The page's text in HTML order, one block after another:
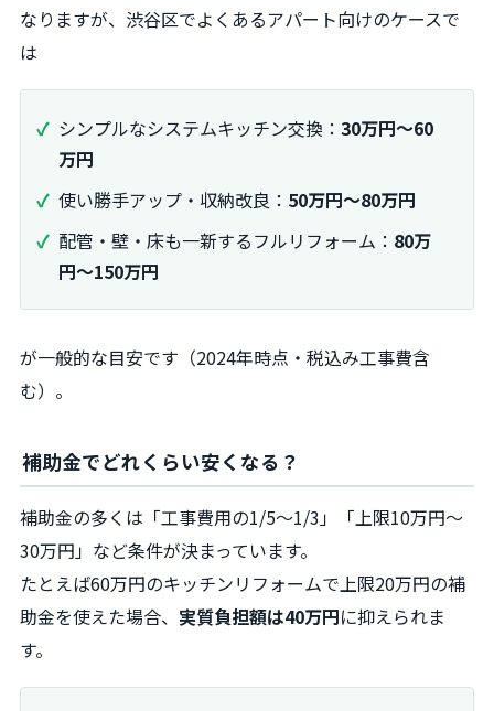
なりますが、渋谷区でよくあるアパート向けのケースで
は
シンプルなシステムキッチン交換： 30万円～60
万円
使い勝手アップ・収納改良： 50万円～80万円
配管・壁・床も一新するフルリフォーム： 80万
円～150万円
が一般的な目安です（2024年時点・税込み工事費含
む）。
補助金でどれくらい安くなる？
補助金の多くは「工事費用の1/5～1/3」「上限10万円～
30万円」など条件が決まっています。
たとえば60万円のキッチンリフォームで上限20万円の補
助金を使えた場合、 実質負担額は40万円に抑えられま
す。